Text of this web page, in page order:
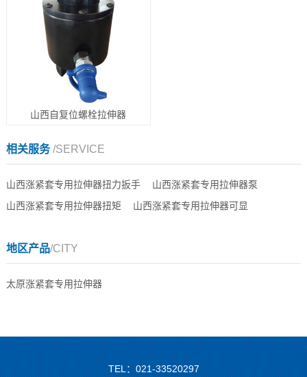
山西自复位螺栓拉伸器
相关服务/SERVICE
山西涨紧套专用拉伸器扭力扳手
山西涨紧套专用拉伸器泵
山西涨紧套专用拉伸器扭矩
山西涨紧套专用拉伸器可显
地区产品/CITY
太原涨紧套专用拉伸器
TEL：021-33520297